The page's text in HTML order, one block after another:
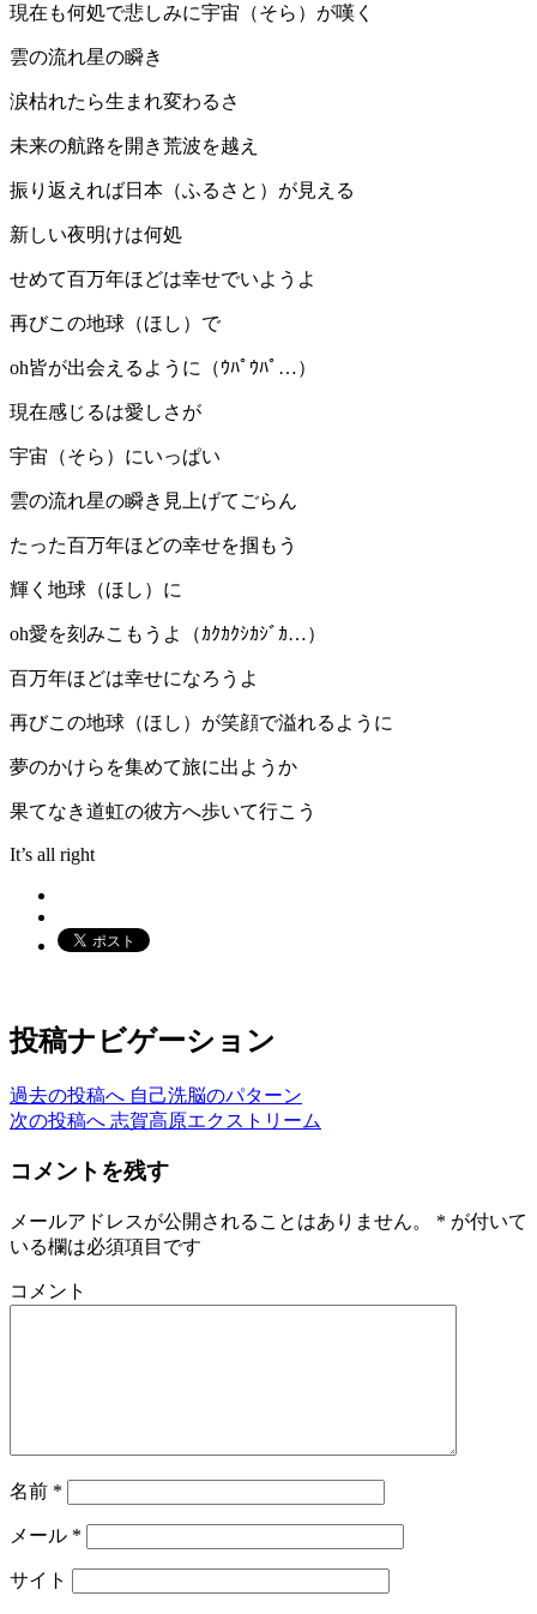
現在も何処で悲しみに宇宙（そら）が嘆く
雲の流れ星の瞬き
涙枯れたら生まれ変わるさ
未来の航路を開き荒波を越え
振り返えれば日本（ふるさと）が見える
新しい夜明けは何処
せめて百万年ほどは幸せでいようよ
再びこの地球（ほし）で
oh皆が出会えるように（ｳﾊﾟｳﾊﾟ…）
現在感じるは愛しさが
宇宙（そら）にいっぱい
雲の流れ星の瞬き見上げてごらん
たった百万年ほどの幸せを掴もう
輝く地球（ほし）に
oh愛を刻みこもうよ（ｶｸｶｸｼｶｼﾞｶ…）
百万年ほどは幸せになろうよ
再びこの地球（ほし）が笑顔で溢れるように
夢のかけらを集めて旅に出ようか
果てなき道虹の彼方へ歩いて行こう
It’s all right
投稿ナビゲーション
過去の投稿へ 自己洗脳のパターン
次の投稿へ 志賀高原エクストリーム
コメントを残す
メールアドレスが公開されることはありません。 * が付いて
いる欄は必須項目です
コメント
名前 *
メール *
サイト